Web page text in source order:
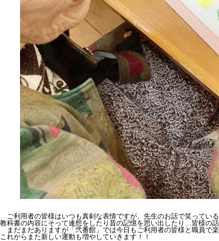
ご利用者の皆様はいつも真剣な表情ですが、先生のお話で笑ってい
教科書の内容にそって連想をしたり昔の記憶を思い出したり…皆様の
まだまだありますが「弐番館」では今日もご利用者の皆様と職員で
これからまた新しい運動も増やしていきます！！